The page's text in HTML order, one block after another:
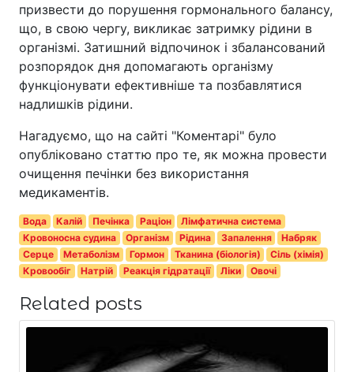
призвести до порушення гормонального балансу,
що, в свою чергу, викликає затримку рідини в
організмі. Затишний відпочинок і збалансований
розпорядок дня допомагають організму
функціонувати ефективніше та позбавлятися
надлишків рідини.
Нагадуємо, що на сайті "Коментарі" було
опубліковано статтю про те, як можна провести
очищення печінки без використання
медикаментів.
Вода Калій Печінка Раціон
Лімфатична система
Кровоносна судина
Організм Рідина Запалення
Набряк
Серце
Метаболізм Гормон Тканина (біологія)
Сіль (хімія)
Кровообіг
Натрій Реакція гідратації Ліки Овочі
Related posts